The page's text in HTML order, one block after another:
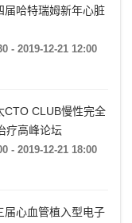
届哈特瑞姆新年心脏
- 2019-12-21 12:00
CTO CLUB慢性完全
疗高峰论坛
- 2019-12-21 18:00
届心血管植入型电子